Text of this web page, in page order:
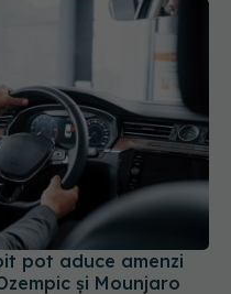
pot aduce amenzi
și Mounjaro